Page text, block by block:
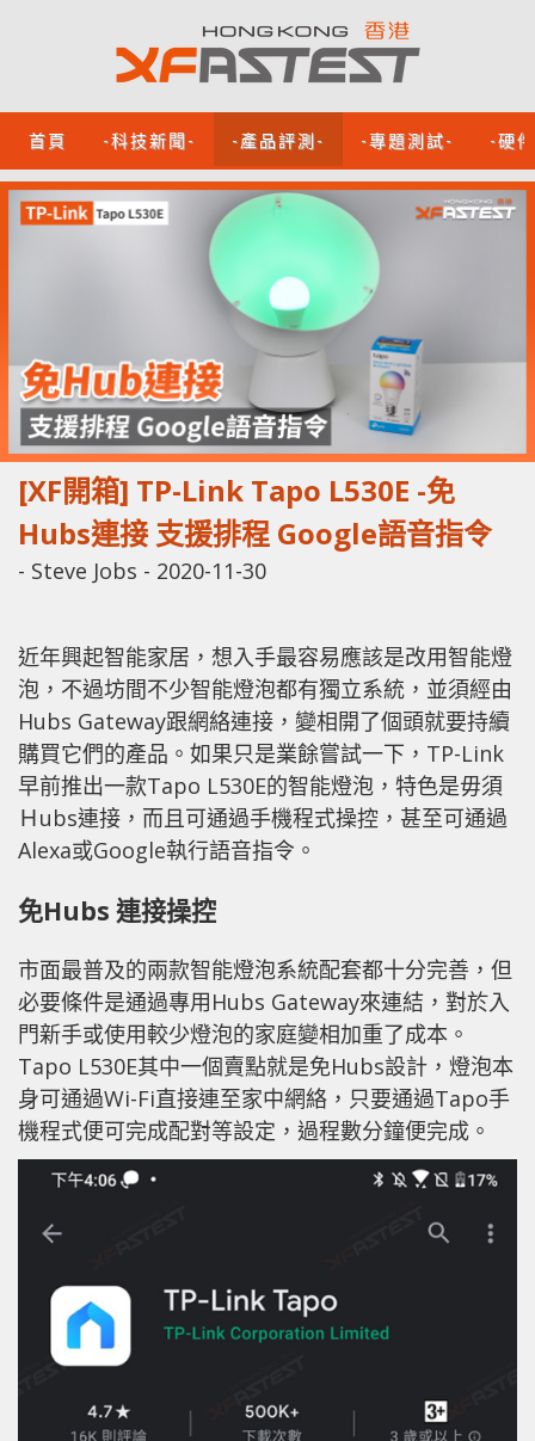
首頁 -科技新聞- -產品評測- -專題測試- -硬
[XF開箱] TP-Link Tapo L530E -免
Hubs連接 支援排程 Google語音指令
- Steve Jobs - 2020-11-30
近年興起智能家居，想入手最容易應該是改用智能燈
泡，不過坊間不少智能燈泡都有獨立系統，並須經由
Hubs Gateway跟網絡連接，變相開了個頭就要持續
購買它們的產品。如果只是業餘嘗試一下，TP-Link
早前推出一款Tapo L530E的智能燈泡，特色是毋須
Ｈubs連接，而且可通過手機程式操控，甚至可通過
Alexa或Google執行語音指令。
免Hubs 連接操控
市面最普及的兩款智能燈泡系統配套都十分完善，但
必要條件是通過專用Hubs Gateway來連結，對於入
門新手或使用較少燈泡的家庭變相加重了成本。
Tapo L530E其中一個賣點就是免Hubs設計，燈泡本
身可通過Wi-Fi直接連至家中網絡，只要通過Tapo手
機程式便可完成配對等設定，過程數分鐘便完成。